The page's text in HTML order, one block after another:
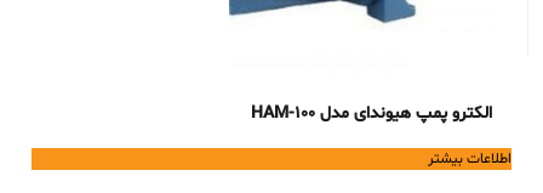
الکترو پمپ هیوندای مدل HAM-100
اطلاعات بیشتر